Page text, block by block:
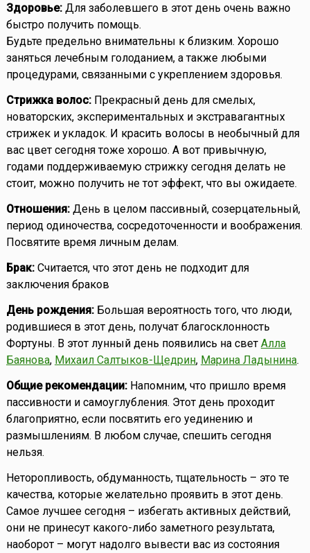
Здоровье:Для заболевшего в этот день очень важно
быстро получить помощь.
Будьте предельно внимательны к близким. Хорошо
заняться лечебным голоданием, а также любыми
процедурами, связанными с укреплением здоровья.
Стрижка волос:Прекрасный день для смелых,
новаторских, экспериментальных и экстравагантных
стрижек и укладок. И красить волосы в необычный для
вас цвет сегодня тоже хорошо. А вот привычную,
годами поддерживаемую стрижку сегодня делать не
стоит, можно получить не тот эффект, что вы ожидаете.
Отношения:День в целом пассивный, созерцательный,
период одиночества, сосредоточенности и воображения.
Посвятите время личным делам.
Брак:Считается, что этот день не подходит для
заключения браков
День рождения:Большая вероятность того, что люди,
родившиеся в этот день, получат благосклонность
Фортуны. В этот лунный день появились на свет Алла
Баянова, Михаил Салтыков-Щедрин, Марина Ладынина.
Общие рекомендации:Напомним, что пришло время
пассивности и самоуглубления. Этот день проходит
благоприятно, если посвятить его уединению и
размышлениям. В любом случае, спешить сегодня
нельзя.
Неторопливость, обдуманность, тщательность – это те
качества, которые желательно проявить в этот день.
Самое лучшее сегодня – избегать активных действий,
они не принесут какого-либо заметного результата,
наоборот – могут надолго вывести вас из состояния